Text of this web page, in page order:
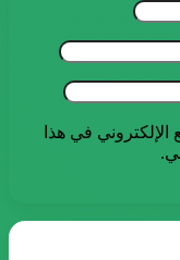
في هذا